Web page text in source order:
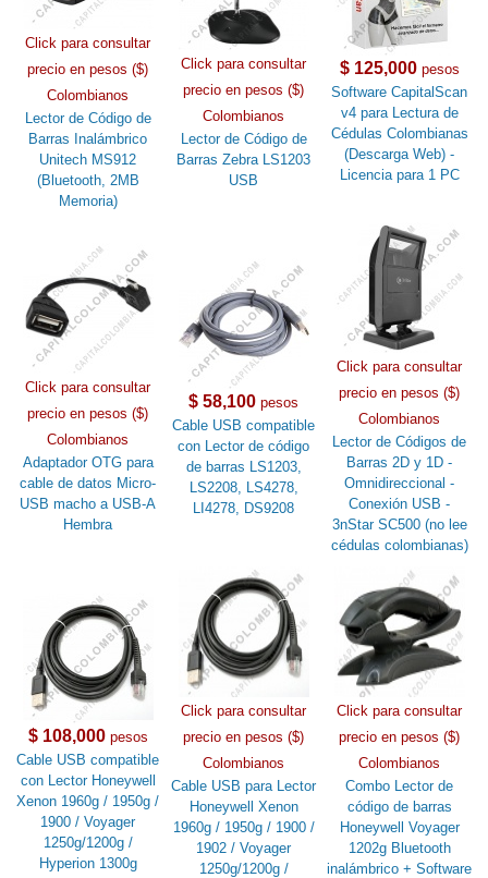
Click para consultar
precio en pesos ($)
Colombianos
Lector de Código de
Barras Inalámbrico
Unitech MS912
(Bluetooth, 2MB
Memoria)
Click para consultar
precio en pesos ($)
Colombianos
Lector de Código de
Barras Zebra LS1203
USB
$ 125,000pesos
Software CapitalScan
v4 para Lectura de
Cédulas Colombianas
(Descarga Web) -
Licencia para 1 PC
Click para consultar
precio en pesos ($)
Colombianos
Adaptador OTG para
cable de datos Micro-
USB macho a USB-A
Hembra
$ 58,100 pesos
Cable USB compatible
con Lector de código
de barras LS1203,
LS2208, LS4278,
LI4278, DS9208
Click para consultar
precio en pesos ($)
Colombianos
Lector de Códigos de
Barras 2D y 1D -
Omnidireccional -
Conexión USB -
3nStar SC500 (no lee
cédulas colombianas)
$ 108,000pesos
Cable USB compatible
con Lector Honeywell
Xenon 1960g / 1950g /
1900 / Voyager
1250g/1200g /
Hyperion 1300g
Click para consultar
precio en pesos ($)
Colombianos
Cable USB para Lector
Honeywell Xenon
1960g / 1950g / 1900 /
1902 / Voyager
1250g/1200g /
Click para consultar
precio en pesos ($)
Colombianos
Combo Lector de
código de barras
Honeywell Voyager
1202g Bluetooth
inalámbrico + Software